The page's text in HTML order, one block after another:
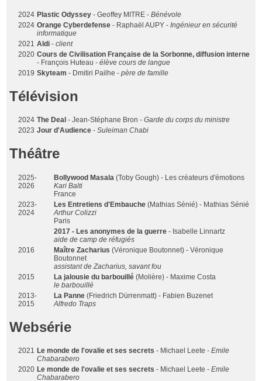
2024 Plastic Odyssey - Geoffey MITRE -Bénévole
2024 Orange Cyberdefense - Raphaël AUPY -Ingénieur en sécurité
informatique
2021 Aldi -client
2020 Cours de Civilisation Française de la Sorbonne, diffusion interne
- François Huteau -élève cours de langue
2019 Skyteam - Dmitiri Pailhe -père de famille
Télévision
2024 The Deal - Jean-Stéphane Bron -Garde du corps du ministre
2023 Jour d'Audience -Suleiman Chabi
Théâtre
2025-
2026
Bollywood Masala (Toby Gough) - Les créateurs d'émotions
Kari Balti
France
2023-
2024
Les Entretiens d'Embauche (Mathias Sénié) - Mathias Sénié
Arthur Colizzi
Paris
2017 - Les anonymes de la guerre - Isabelle Linnartz
aide de camp de réfugiés
2016
Maître Zacharius (Véronique Boutonnet) - Véronique
Boutonnet
assistant de Zacharius, savant fou
2015
La jalousie du barbouillé (Molière) - Maxime Costa
le barbouillé
2013-
2015
La Panne (Friedrich Dürrenmatt) - Fabien Buzenet
Alfredo Traps
Websérie
2021 Le monde de l'ovalie et ses secrets - Michael Leete -Emile
Chabarabero
2020 Le monde de l'ovalie et ses secrets - Michael Leete -Emile
Chabarabero